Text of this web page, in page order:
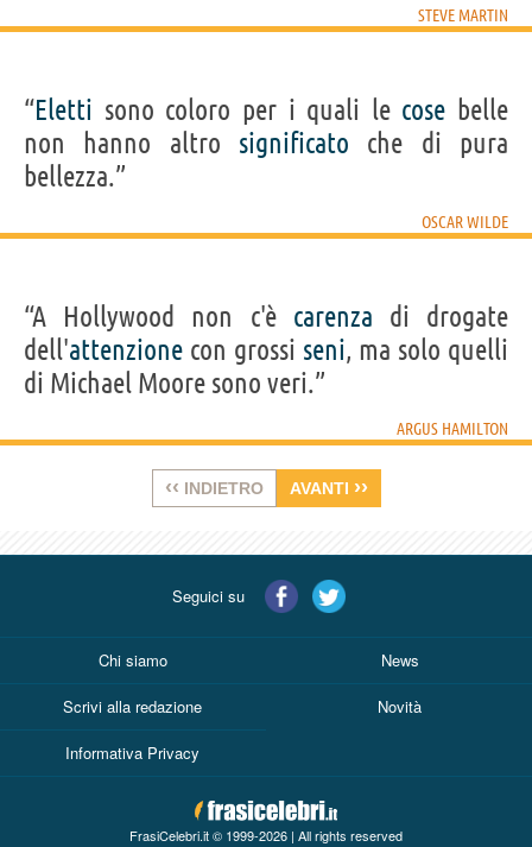
STEVE MARTIN
“Eletti sono coloro per i quali le cose belle
non hanno altro significato che di pura
bellezza.”
OSCAR WILDE
“A Hollywood non c'è carenza di drogate
dell'attenzione con grossi seni, ma solo quelli
di Michael Moore sono veri.”
ARGUS HAMILTON
‹‹ INDIETRO AVANTI ››
Seguici su
Chi siamo News
Scrivi alla redazione Novità
Informativa Privacy
FrasiCelebri.it © 1999-2026 | All rights reserved